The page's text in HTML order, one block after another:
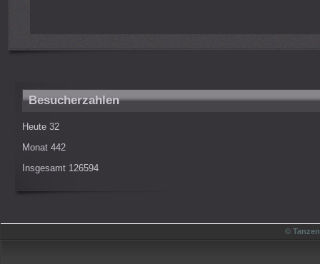
Besucherzahlen
Heute 32
Monat 442
Insgesamt 126594
©